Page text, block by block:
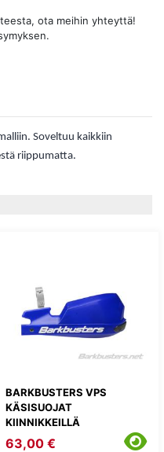
ota meihin yhteyttä!
Soveltuu kaikkiin
riippumatta.
BARKBUSTERS VPS
KÄSISUOJAT
KIINNIKKEILLÄ
63,00 €